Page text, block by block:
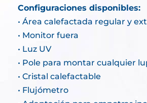
Configuraciones disponibles:
• Área calefactada regular y
• Monitor fuera
• Luz UV
• Pole para montar cualquier
• Cristal calefactable
• Flujómetro